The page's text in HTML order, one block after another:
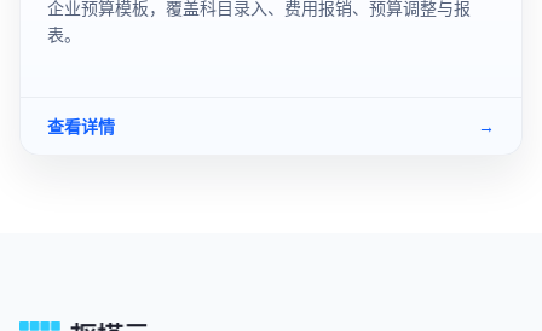
企业预算模板，覆盖科目录入、费用报销、预算调整与报
表。
查看详情 →